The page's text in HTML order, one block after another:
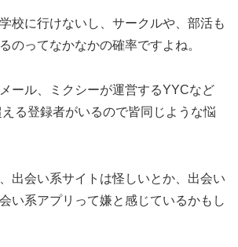
校に行けないし、サークルや、部活も
のってなかなかの確率ですよね。
ール、ミクシーが運営するYYCなど
る登録者がいるので皆同じような悩
出会い系サイトは怪しいとか、出会い
い系アプリって嫌と感じているかもし